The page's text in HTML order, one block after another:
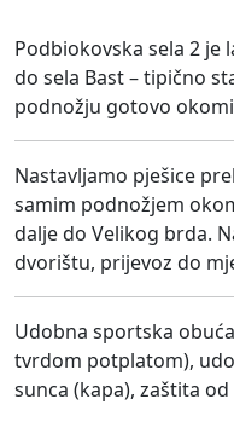
Podbiokovska sela 2 je
do sela Bast – tipično
podnožju gotovo
Nastavljamo pješice
samim podnožjem
dalje do Velikog brda.
dvorištu, prijevoz do
Udobna sportska
tvrdom potplatom),
sunca (kapa), zaštita